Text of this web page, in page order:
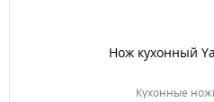
Нож кухонный
Кухонные